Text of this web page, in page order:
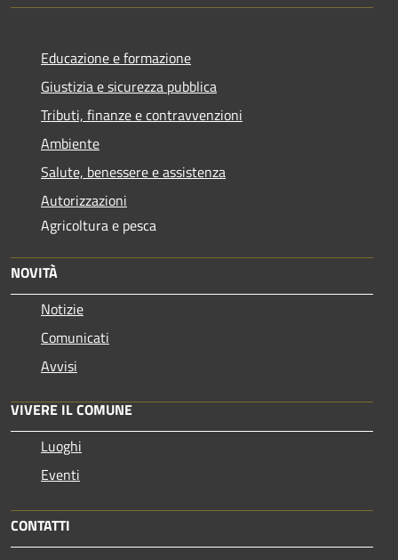
Educazione e formazione
Giustizia e sicurezza pubblica
Tributi, finanze e contravvenzioni
Ambiente
Salute, benessere e assistenza
Autorizzazioni
Agricoltura e pesca
NOVITÀ
Notizie
Comunicati
Avvisi
VIVERE IL COMUNE
Luoghi
Eventi
CONTATTI